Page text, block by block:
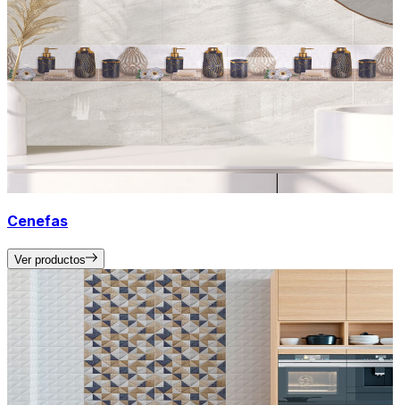
Cenefas
Ver productos